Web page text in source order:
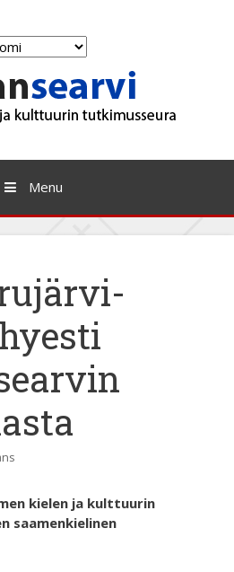
Menu
kielen ja kulttuurin
saamenkielinen